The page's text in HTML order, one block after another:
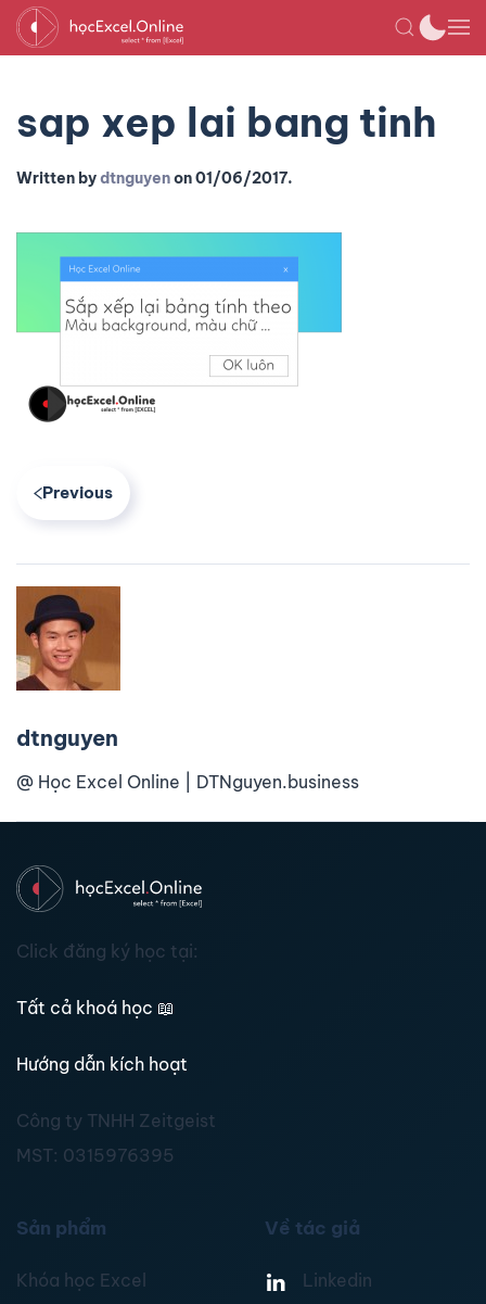
sap xep lai bang tinh
Written bydtnguyenon01/06/2017.
Previous
dtnguyen
@ Học Excel Online | DTNguyen.business
Click đăng ký học tại:
Tất cả khoá học 📖
Hướng dẫn kích hoạt
Công ty TNHH Zeitgeist
MST: 0315976395
Sản phẩm
Khóa học Excel
Về tác giả
Linkedin